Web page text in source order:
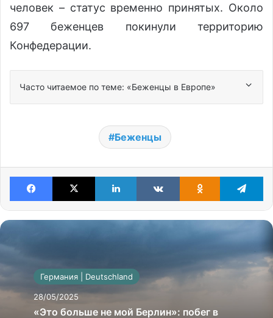
человек – статус временно принятых. Около
697 беженцев покинули территорию
Конфедерации.
Часто читаемое по теме: «Беженцы в Европе»
Беженцы
Facebook X LinkedIn VKontakteOdnoklassniki
Германия | Deutschland
28/05/2025
«Это больше не мой Берлин»: побег в